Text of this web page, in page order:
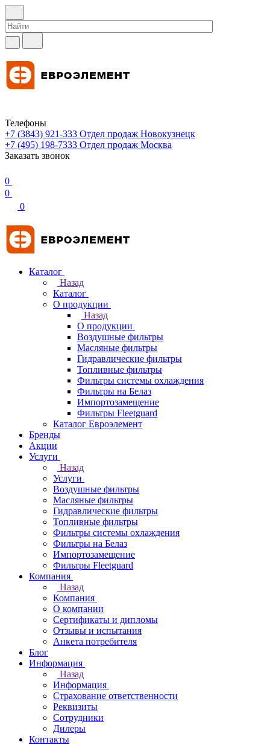
Телефоны
+7 (3843) 921-333 Отдел продаж Новокузнецк
+7 (495) 198-7333 Отдел продаж Москва
Заказать звонок
0
0
0
Каталог
Назад
Каталог
О продукции
Назад
О продукции
Воздушные фильтры
Масляные фильтры
Гидравлические фильтры
Топливные фильтры
Фильтры системы охлаждения
Фильтры на Белаз
Импортозамещение
Фильтры Fleetguard
Каталог Евроэлемент
Бренды
Акции
Услуги
Назад
Услуги
Воздушные фильтры
Масляные фильтры
Гидравлические фильтры
Топливные фильтры
Фильтры системы охлаждения
Фильтры на Белаз
Импортозамещение
Фильтры Fleetguard
Компания
Назад
Компания
О компании
Сертификаты и дипломы
Отзывы и испытания
Анкета потребителя
Блог
Информация
Назад
Информация
Страхование ответственности
Реквизиты
Сотрудники
Дилеры
Контакты